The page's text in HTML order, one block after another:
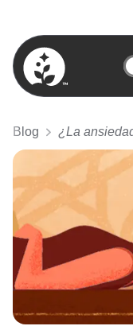
BetterSleep Logo
Blog ¿La